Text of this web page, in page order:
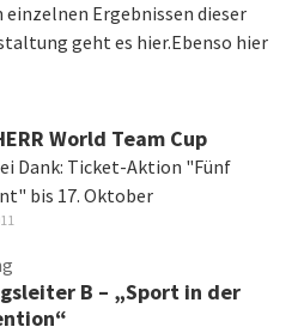
einzelnen Ergebnissen dieser
geht es hier.Ebenso hier
World Team Cup
Dank: Ticket-Aktion "Fünf
bis 17. Oktober
B – „Sport in der